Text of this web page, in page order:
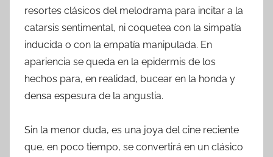
resortes clásicos del melodrama para incitar a la
catarsis sentimental, ni coquetea con la simpatía
inducida o con la empatía manipulada. En
apariencia se queda en la epidermis de los
hechos para, en realidad, bucear en la honda y
densa espesura de la angustia.
Sin la menor duda, es una joya del cine reciente
que, en poco tiempo, se convertirá en un clásico